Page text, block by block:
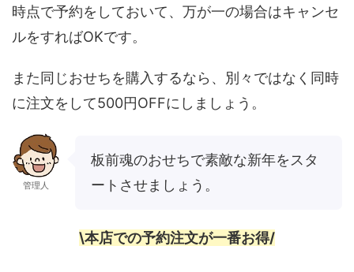
時点で予約をしておいて、万が一の場合はキャンセ
ルをすればOKです。
また同じおせちを購入するなら、別々ではなく同時
に注文をして500円OFFにしましょう。
管理人
板前魂のおせちで素敵な新年をスタ
ートさせましょう。
\本店での予約注文が一番お得/